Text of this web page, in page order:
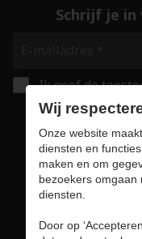
Schrijf je in
Ik geef de
bewaren en
onze
privacy
Wij
Onze website
diensten en
maken en om
bezoekers omgaan
diensten.
Door op